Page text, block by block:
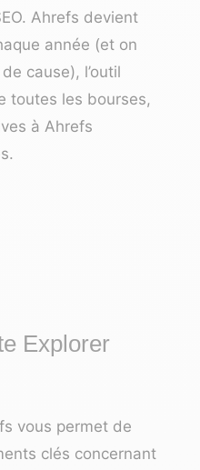
Ahrefs devient
année (et on
cause), l’outil
toutes les bourses,
à Ahrefs
.
Explorer
vous permet de
clés concernant